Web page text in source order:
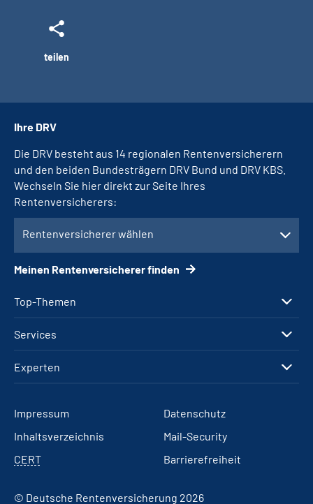
teilen
Top-Themen
Services
Experten
Ihre DRV
Die DRV besteht aus 14 regionalen Rentenversicherern
und den beiden Bundesträgern DRV Bund und DRV KBS.
Wechseln Sie hier direkt zur Seite Ihres
Rentenversicherers:
Rentenversicherer wählen
Meinen Rentenversicherer finden
Impressum
Datenschutz
Inhaltsverzeichnis
Mail-Security
CERT
Barrierefreiheit
© Deutsche Rentenversicherung 2026